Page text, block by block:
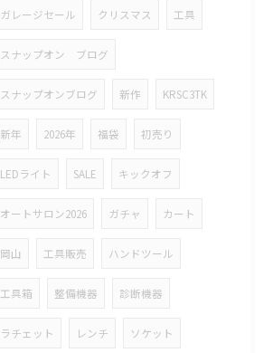
ガレージセール クリスマス 工具
スナップオン ブログ
スナップオンブログ 新作 KRSC3TK
新年 2026年 福袋 初売り
LEDライト SALE キックオフ
オートサロン2026 ガチャ カート
岡山 工具販売 ハンドツール
工具箱 整備機器 診断機器
ラチェット レンチ ソケット